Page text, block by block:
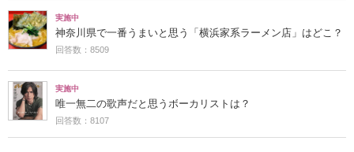
実施中
神奈川県で一番うまいと思う「横浜家系ラーメン店」はどこ？
回答数：8509
実施中
唯一無二の歌声だと思うボーカリストは？
回答数：8107